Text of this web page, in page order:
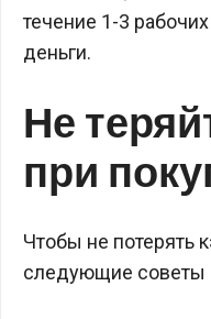
течение 1-3
деньги.
Не
при
Чтобы не потерять
следующие советы